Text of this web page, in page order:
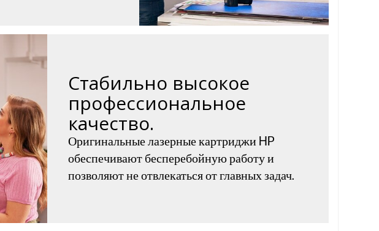
Стабильно высокое
профессиональное
качество.
Оригинальные лазерные картриджи HP
обеспечивают бесперебойную работу и
позволяют не отвлекаться от главных задач.